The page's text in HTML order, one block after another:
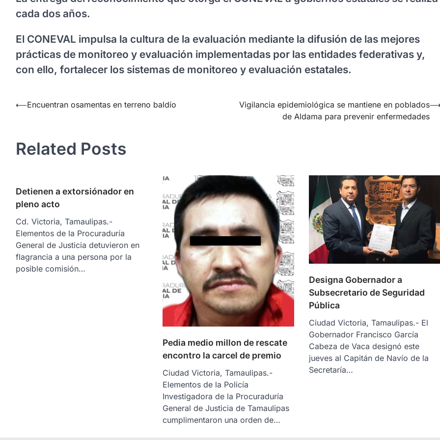
cada dos años.
El CONEVAL impulsa la cultura de la evaluación mediante la difusión de las mejores
prácticas de monitoreo y evaluación implementadas por las entidades federativas y,
con ello, fortalecer los sistemas de monitoreo y evaluación estatales.
Navegación
⟵Encuentran osamentas en terreno baldío
Vigilancia epidemiológica se mantiene en poblados
de Aldama para prevenir enfermedades
Related Posts
Detienen a extorsiónador en
pleno acto
Cd. Victoria, Tamaulipas.-
Elementos de la Procuraduría
General de Justicia detuvieron en
flagrancia a una persona por la
posible comisión…
Pedia medio millon de rescate
encontro la carcel de premio
Ciudad Victoria, Tamaulipas.-
Elementos de la Policía
Investigadora de la Procuraduría
General de Justicia de Tamaulipas
cumplimentaron una orden de…
Designa Gobernador a
Subsecretario de Seguridad
Pública
Ciudad Victoria, Tamaulipas.- El
Gobernador Francisco García
Cabeza de Vaca designó este
jueves al Capitán de Navío de la
Secretaría…